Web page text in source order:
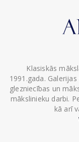
Klasiskās
1991.gada.
glezniecības un
mākslinieku darbi.
kā arī